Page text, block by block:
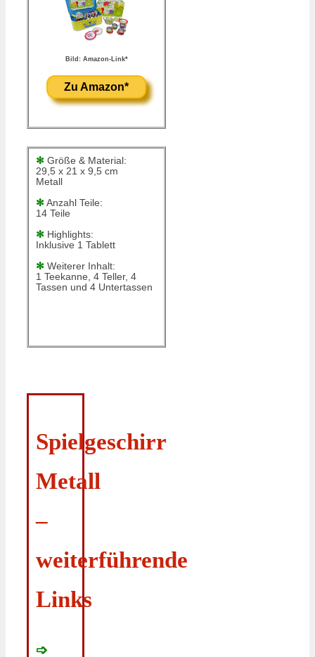
Bild: Amazon-Link*
Zu Amazon*
✻ Größe & Material:
29,5 x 21 x 9,5 cm
Metall
✻Anzahl Teile:
14 Teile
✻ Highlights:
Inklusive 1 Tablett
✻ Weiterer Inhalt:
1 Teekanne, 4 Teller, 4
Tassen und 4 Untertassen
Spielgeschirr
Metall
–
weiterführende
Links
➩